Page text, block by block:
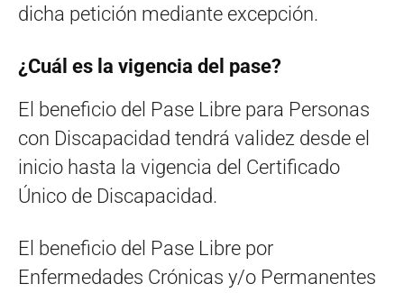
dicha petición mediante excepción.
¿Cuál es la vigencia del pase?
El beneficio del Pase Libre para Personas
con Discapacidad tendrá validez desde el
inicio hasta la vigencia del Certificado
Único de Discapacidad.
El beneficio del Pase Libre por
Enfermedades Crónicas y/o Permanentes